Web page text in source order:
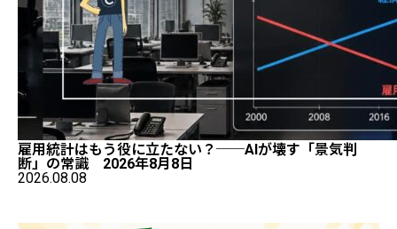
雇用統計はもう役に立たない？──AIが壊す「景気判
断」の常識 2026年8月8日
2026.08.08